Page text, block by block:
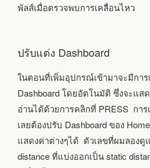
พัลส์เมื่อตรวจพบการเคลื่อนไหว
ปรับแต่ง Dashboard
ในตอนที่เพิ่มอุปกรณ์เข้ามาจะมีการ
Dashboard โดยอัตโนมัติ ซึ่งจะแส
อ่านได้ด้วยการคลิกที่ PRESS การ
เลยต้องปรับ Dashboard ของ
แสดงค่าต่างๆได้ ตัวเลขที่ผมลองดู
distance ที่แบ่งออกเป็น static